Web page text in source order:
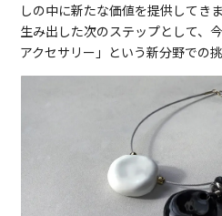
しの中に新たな価値を提供してき
生み出した次のステップとして、
アクセサリー」という新分野での